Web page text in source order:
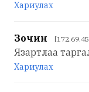
Хариулах
Зочин
Язартлаа
Хариулах